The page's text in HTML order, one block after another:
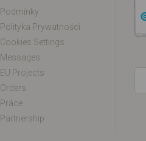
Podmínky
Polityka Prywatności
Cookies Settings
Messages
EU Projects
Orders
Práce
Partnership